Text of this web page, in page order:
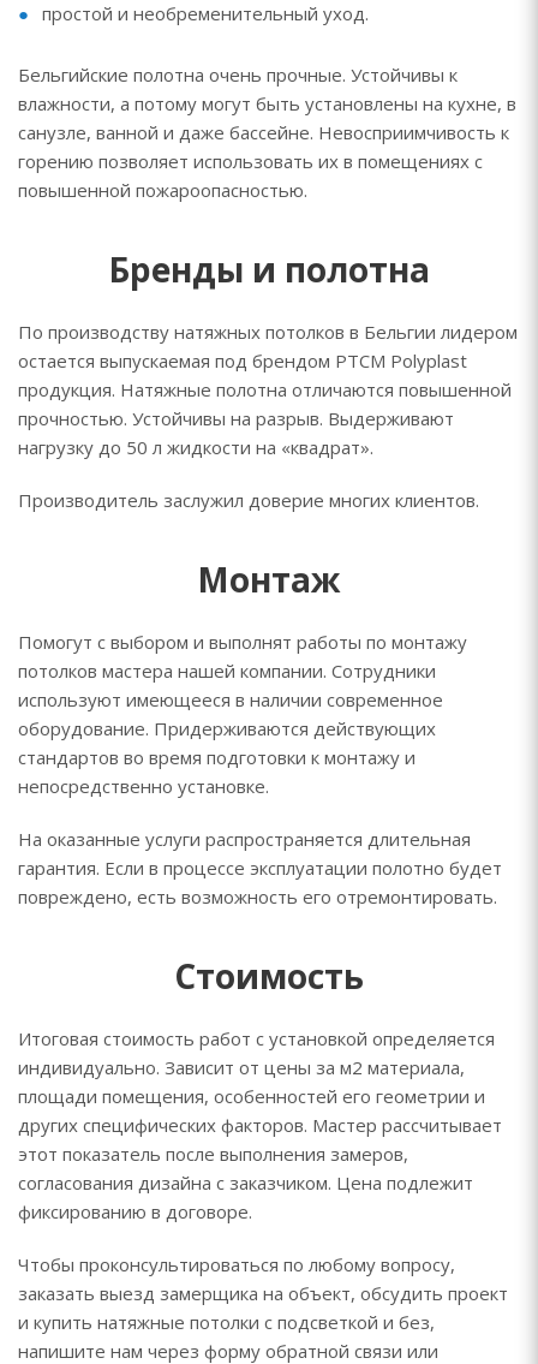
простой и необременительный уход.
Бельгийские полотна очень прочные. Устойчивы к
влажности, а потому могут быть установлены на кухне, в
санузле, ванной и даже бассейне. Невосприимчивость к
горению позволяет использовать их в помещениях с
повышенной пожароопасностью.
Бренды и полотна
По производству натяжных потолков в Бельгии лидером
остается выпускаемая под брендом PTCM Polyplast
продукция. Натяжные полотна отличаются повышенной
прочностью. Устойчивы на разрыв. Выдерживают
нагрузку до 50 л жидкости на «квадрат».
Производитель заслужил доверие многих клиентов.
Монтаж
Помогут с выбором и выполнят работы по монтажу
потолков мастера нашей компании. Сотрудники
используют имеющееся в наличии современное
оборудование. Придерживаются действующих
стандартов во время подготовки к монтажу и
непосредственно установке.
На оказанные услуги распространяется длительная
гарантия. Если в процессе эксплуатации полотно будет
повреждено, есть возможность его отремонтировать.
Стоимость
Итоговая стоимость работ с установкой определяется
индивидуально. Зависит от цены за м2 материала,
площади помещения, особенностей его геометрии и
других специфических факторов. Мастер рассчитывает
этот показатель после выполнения замеров,
согласования дизайна с заказчиком. Цена подлежит
фиксированию в договоре.
Чтобы проконсультироваться по любому вопросу,
заказать выезд замерщика на объект, обсудить проект
и купить натяжные потолки с подсветкой и без,
напишите нам через форму обратной связи или